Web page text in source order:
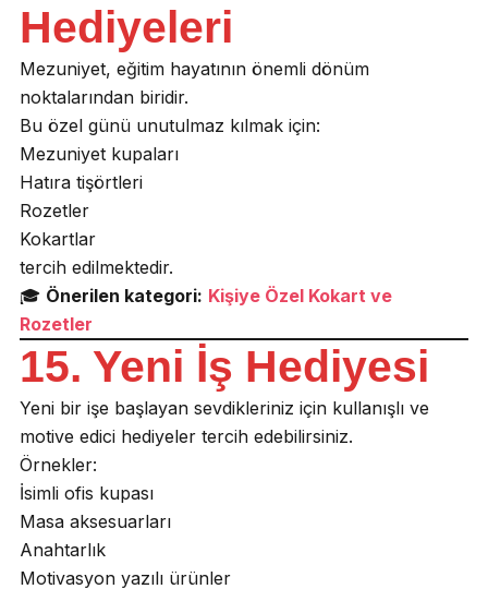
Hediyeleri
Mezuniyet, eğitim hayatının önemli dönüm
noktalarından biridir.
Bu özel günü unutulmaz kılmak için:
Mezuniyet kupaları
Hatıra tişörtleri
Rozetler
Kokartlar
tercih edilmektedir.
🎓 Önerilen kategori: Kişiye Özel Kokart ve
Rozetler
15. Yeni İş Hediyesi
Yeni bir işe başlayan sevdikleriniz için kullanışlı ve
motive edici hediyeler tercih edebilirsiniz.
Örnekler:
İsimli ofis kupası
Masa aksesuarları
Anahtarlık
Motivasyon yazılı ürünler